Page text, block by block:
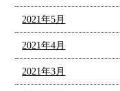
2021年5月
2021年4月
2021年3月